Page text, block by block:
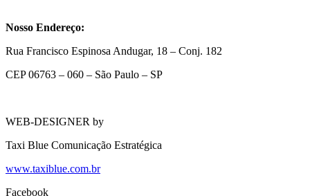
Nosso Endereço:
Rua Francisco Espinosa Andugar, 18 – Conj. 182
CEP 06763 – 060 – São Paulo – SP
WEB-DESIGNER by
Taxi Blue Comunicação Estratégica
www.taxiblue.com.br
Facebook